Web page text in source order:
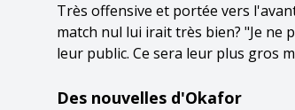
Très offensive et portée vers
match nul lui irait très bien? "Je ne
leur public. Ce sera leur plus gros
Des nouvelles d'Okafor